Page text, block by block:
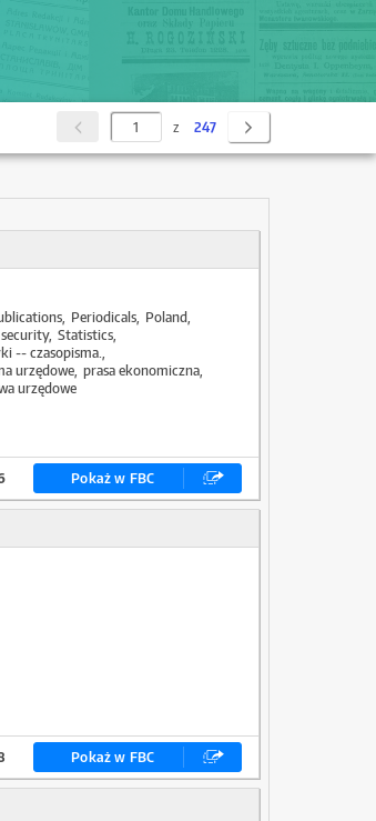
z 247
Periodicals Poland
Statistics
-- czasopisma.
urzędowe prasa ekonomiczna
urzędowe
Pokaż w FBC
Pokaż w FBC